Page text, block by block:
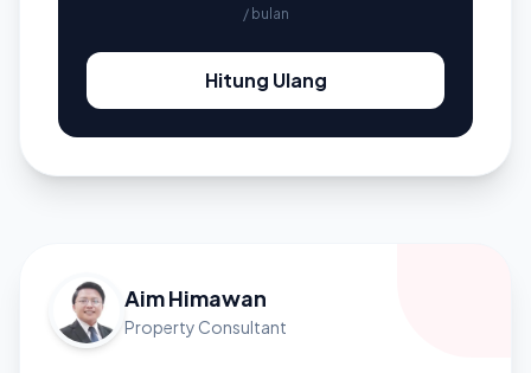
/ bulan
Hitung Ulang
Aim Himawan
Property Consultant